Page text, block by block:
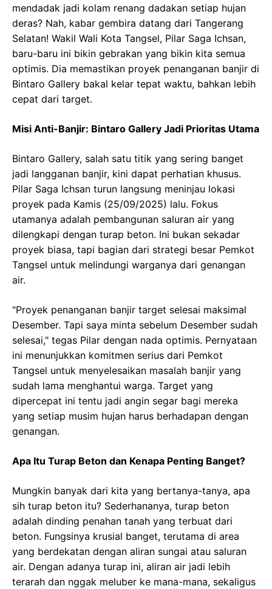
mendadak jadi kolam renang dadakan setiap hujan
deras? Nah, kabar gembira datang dari Tangerang
Selatan! Wakil Wali Kota Tangsel, Pilar Saga Ichsan,
baru-baru ini bikin gebrakan yang bikin kita semua
optimis. Dia memastikan proyek penanganan banjir di
Bintaro Gallery bakal kelar tepat waktu, bahkan lebih
cepat dari target.
Misi Anti-Banjir: Bintaro Gallery Jadi Prioritas Utama
Bintaro Gallery, salah satu titik yang sering banget
jadi langganan banjir, kini dapat perhatian khusus.
Pilar Saga Ichsan turun langsung meninjau lokasi
proyek pada Kamis (25/09/2025) lalu. Fokus
utamanya adalah pembangunan saluran air yang
dilengkapi dengan turap beton. Ini bukan sekadar
proyek biasa, tapi bagian dari strategi besar Pemkot
Tangsel untuk melindungi warganya dari genangan
air.
"Proyek penanganan banjir target selesai maksimal
Desember. Tapi saya minta sebelum Desember sudah
selesai," tegas Pilar dengan nada optimis. Pernyataan
ini menunjukkan komitmen serius dari Pemkot
Tangsel untuk menyelesaikan masalah banjir yang
sudah lama menghantui warga. Target yang
dipercepat ini tentu jadi angin segar bagi mereka
yang setiap musim hujan harus berhadapan dengan
genangan.
Apa Itu Turap Beton dan Kenapa Penting Banget?
Mungkin banyak dari kita yang bertanya-tanya, apa
sih turap beton itu? Sederhananya, turap beton
adalah dinding penahan tanah yang terbuat dari
beton. Fungsinya krusial banget, terutama di area
yang berdekatan dengan aliran sungai atau saluran
air. Dengan adanya turap ini, aliran air jadi lebih
terarah dan nggak meluber ke mana-mana, sekaligus